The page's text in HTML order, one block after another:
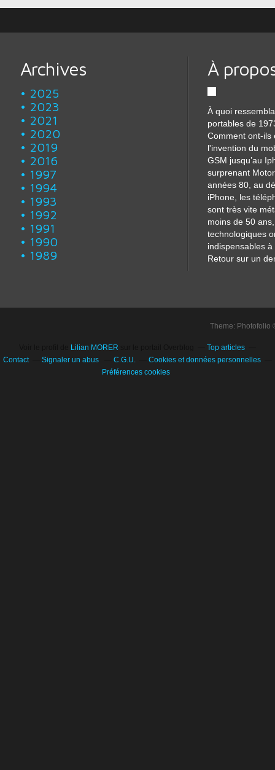
Archives
2025
2023
2021
2020
2019
2016
1997
1994
1993
1992
1991
1990
1989
À
À quoi
portables de
Comment ont-ils
l'invention du
GSM jusqu’au
surprenant
années 80, au
iPhone, les
sont très vite
moins de 50
technologiques
indispensables
Retour sur un
Theme:
Lilian MORER
Top articles
Contact
Signaler un abus C.G.U.
Cookies et données personnelles
Préférences cookies